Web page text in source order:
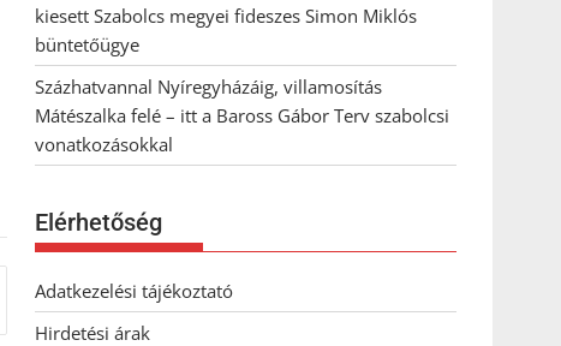
kiesett Szabolcs megyei fideszes Simon Miklós
büntetőügye
Százhatvannal Nyíregyházáig, villamosítás
Mátészalka felé – itt a Baross Gábor Terv szabolcsi
vonatkozásokkal
Elérhetőség
Adatkezelési tájékoztató
Hirdetési árak